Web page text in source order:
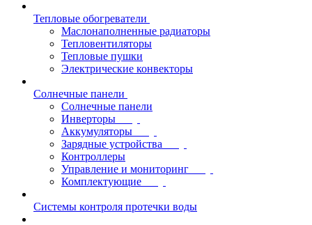
Тепловые обогреватели
Маслонаполненные радиаторы
Тепловентиляторы
Тепловые пушки
Электрические конвекторы
Солнечные панели
Солнечные панели
Инверторы
Аккумуляторы
Зарядные устройства
Контроллеры
Управление и мониторинг
Комплектующие
Системы контроля протечки воды